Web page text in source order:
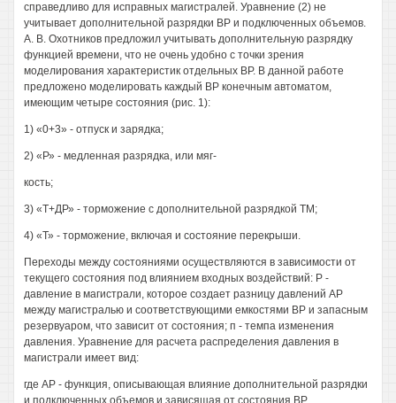
справедливо для исправных магистралей. Уравнение (2) не
учитывает дополнительной разрядки ВР и подключенных объемов.
А. В. Охотников предложил учитывать дополнительную разрядку
функцией времени, что не очень удобно с точки зрения
моделирования характеристик отдельных ВР. В данной работе
предложено моделировать каждый ВР конечным автоматом,
имеющим четыре состояния (рис. 1):
1) «0+3» - отпуск и зарядка;
2) «Р» - медленная разрядка, или мяг-
кость;
3) «Т+ДР» - торможение с дополнительной разрядкой ТМ;
4) «Т» - торможение, включая и состояние перекрыши.
Переходы между состояниями осуществляются в зависимости от
текущего состояния под влиянием входных воздействий: Р -
давление в магистрали, которое создает разницу давлений АР
между магистралью и соответствующими емкостями ВР и запасным
резервуаром, что зависит от состояния; п - темпа изменения
давления. Уравнение для расчета распределения давления в
магистрали имеет вид:
где АР - функция, описывающая влияние дополнительной разрядки
и подключенных объемов и зависящая от состояния ВР.